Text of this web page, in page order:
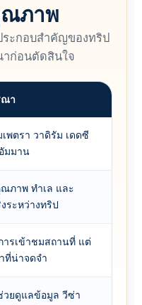
ภาพ
ระกอบสำคัญของทริป
ก่อนตัดสินใจ
ณา
พตรา วาดิรัม เดดซี
มมาน
ภาพ ทำเล และ
ระหว่างทริป
ารเข้าชมสถานที่ แต่
ที่น่าจดจำ
วยดูแลข้อมูล วีซ่า